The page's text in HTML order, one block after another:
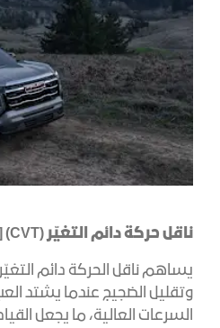
ناقل حركة دائم التغيّر (CVT) [دفع أمامي]
يساهم ناقل الحركة دائم
وتقليل الضجيج عندما يشتد
السرعات العالية، ما يجعل